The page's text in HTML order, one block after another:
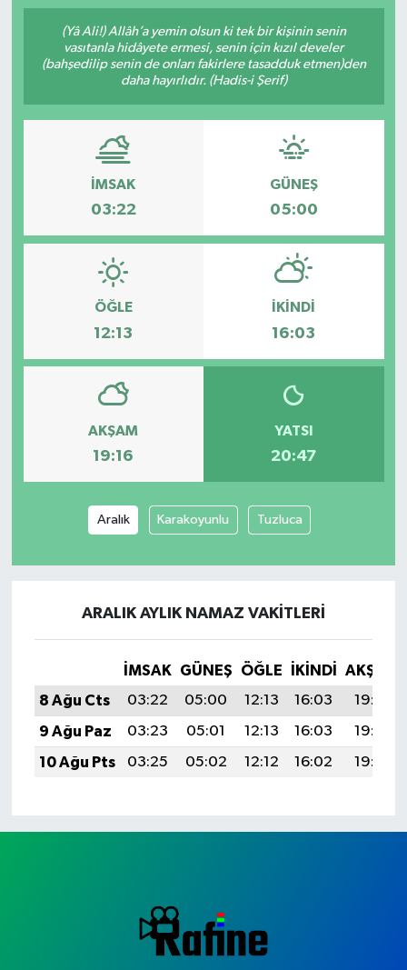
(Yâ Ali!) Allâh’a yemin olsun ki tek bir kişinin senin
vasıtanla hidâyete ermesi, senin için kızıl develer
(bahşedilip senin de onları fakirlere tasadduk etmen)den
daha hayırlıdır. (Hadis-i Şerif)
İMSAK
03:22
GÜNEŞ
05:00
ÖĞLE
12:13
İKINDI
16:03
AKŞAM
19:16
YATSI
20:47
Aralık Karakoyunlu Tuzluca
ARALIK AYLIK NAMAZ VAKITLERI
İMSAK GÜNEŞ ÖĞLE İKINDI
AKŞAM
8 Ağu Cts
03:22 05:00 12:13 16:03
19:16
9 Ağu Paz
03:23 05:01 12:13 16:03
19:14
10 Ağu Pts
03:25 05:02 12:12 16:02 19:13